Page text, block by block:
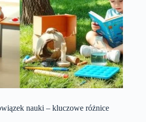
nauki – kluczowe różnice